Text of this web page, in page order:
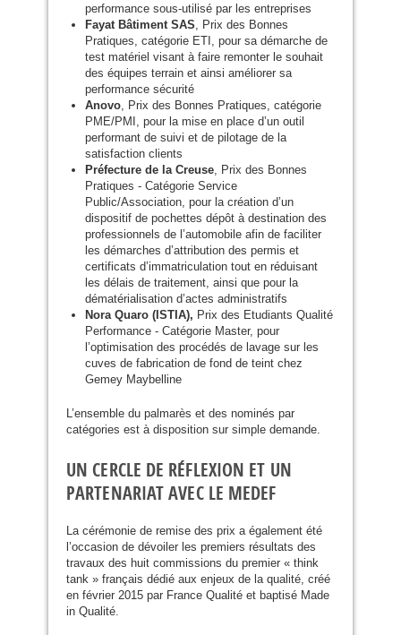
performance sous-utilisé par les entreprises
Fayat Bâtiment SAS , Prix des Bonnes
Pratiques, catégorie ETI , pour sa démarche de
test matériel visant à faire remonter le souhait
des équipes terrain et ainsi améliorer sa
performance sécurité
Anovo, Prix des Bonnes Pratiques, catégorie
PME/PMI , pour la mise en place d’un outil
performant de suivi et de pilotage de la
satisfaction clients
Préfecture de la Creuse, Prix des Bonnes
Pratiques - Catégorie Service
Public/Association, pour la création d’un
dispositif de pochettes dépôt à destination des
professionnels de l’automobile afin de faciliter
les démarches d’attribution des permis et
certificats d’immatriculation tout en réduisant
les délais de traitement, ainsi que pour la
dématérialisation d’actes administratifs
Nora Quaro (ISTIA), Prix des Etudiants Qualité
Performance - Catégorie Master, pour
l’optimisation des procédés de lavage sur les
cuves de fabrication de fond de teint chez
Gemey Maybelline
​L’ensemble du palmarès et des nominés par
catégories est à disposition sur simple demande.
UN CERCLE DE RÉFLEXION ET UN
PARTENARIAT AVEC LE MEDEF
La cérémonie de remise des prix a également été
l’occasion de dévoiler les premiers résultats des
travaux des huit commissions du premier « think
tank » français dédié aux enjeux de la qualité, créé
en février 2015 par France Qualité et baptisé Made
in Qualité.